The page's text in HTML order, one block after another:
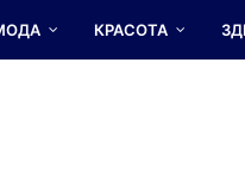
КРАСОТА